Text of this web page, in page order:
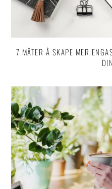
7 MÅTER Å SKAPE MER